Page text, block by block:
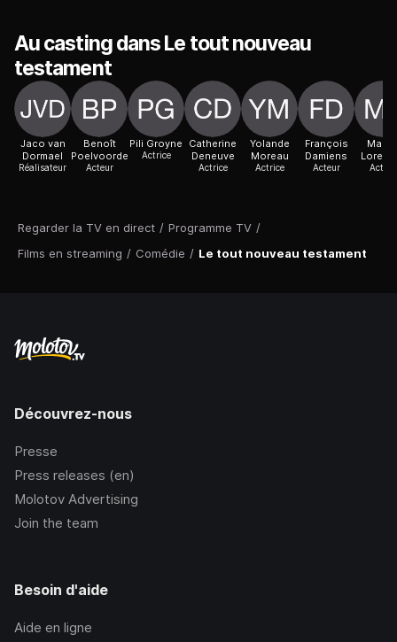
Regarder la TV en direct / Programme TV /
Films en streaming / Comédie / Le tout nouveau testament
Au casting dans Le tout nouveau
testament
Jaco van
Dormael
Réalisateur
Benoît
Poelvoorde
Acteur
Pili Groyne
Actrice
Catherine
Deneuve
Actrice
Yolande
Moreau
Actrice
François
Damiens
Acteur Acteur
Découvrez-nous
Presse
Press releases (en)
Molotov Advertising
Join the team
Besoin d'aide
Aide en ligne